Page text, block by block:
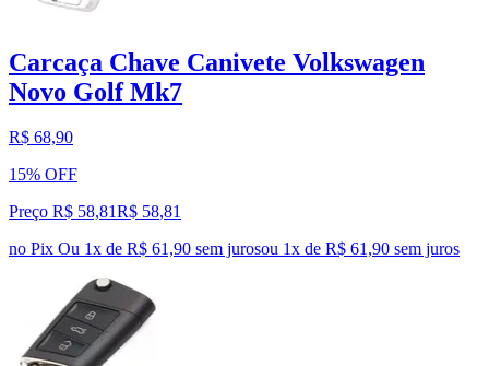
Carcaça Chave Canivete Volkswagen
Novo Golf Mk7
R$ 68,90
15% OFF
Preço R$ 58,81R$ 58,81
no Pix Ou 1x de R$ 61,90 sem jurosou 1x de R$ 61,90 sem juros